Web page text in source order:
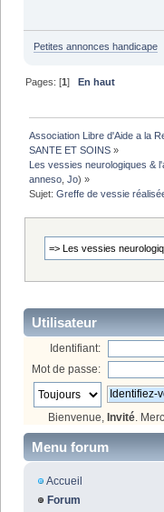
Petites annonces handicape
Pages: [1]
En haut
Association Libre d'Aide a la
SANTE ET SOINS »
Les vessies neurologiques &
anneso ,Jo) »
Sujet:Greffe de vessie
Utilisateur
Identifiant:
Mot de passe:
Bienvenue, Invité.
Menu forum
Accueil
Forum